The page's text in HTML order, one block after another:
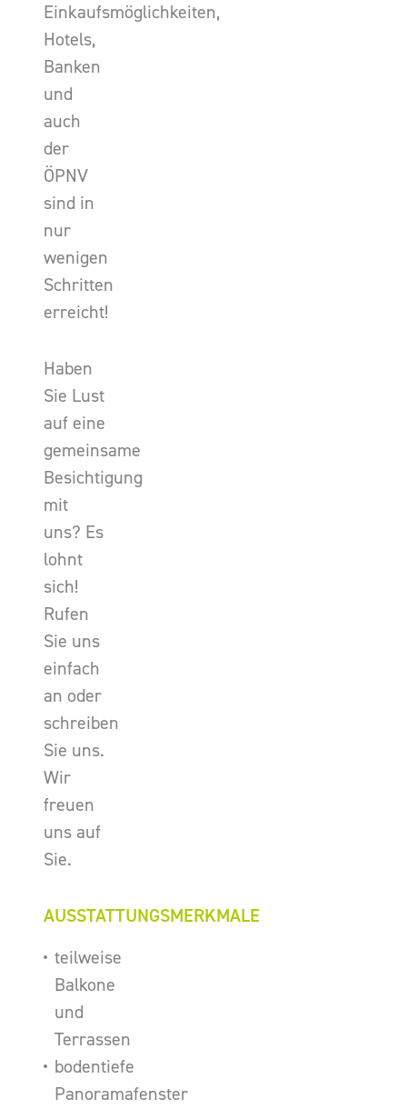
Einkaufsmöglichkeiten,
Hotels,
Banken
und
auch
der
ÖPNV
sind in
nur
wenigen
Schritten
erreicht!
Haben
Sie Lust
auf eine
gemeinsame
Besichtigung
mit
uns? Es
lohnt
sich!
Rufen
Sie uns
einfach
an oder
schreiben
Sie uns.
Wir
freuen
uns auf
Sie.
AUSSTATTUNGSMERKMALE
teilweise
Balkone
und
Terrassen
bodentiefe
Panoramafenster